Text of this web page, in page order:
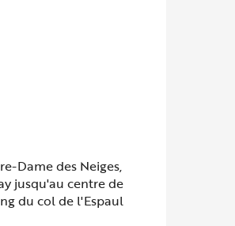
Dame des Neiges,
jusqu'au centre de
du col de l'Espaul